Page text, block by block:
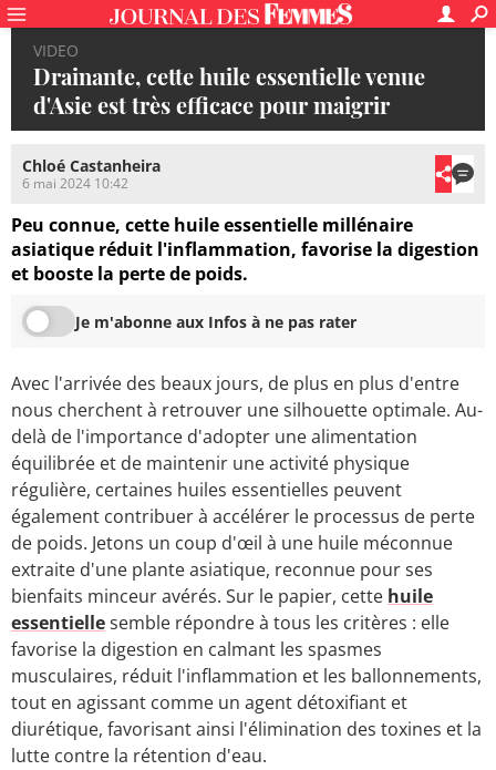
VIDEO
Drainante, cette huile essentielle venue
d'Asie est très efficace pour maigrir
Chloé Castanheira
6 mai 2024 10:42
Peu connue, cette huile essentielle millénaire
asiatique réduit l'inflammation, favorise la digestion
et booste la perte de poids.
Je m'abonne aux Infos à ne pas rater
Avec l'arrivée des beaux jours, de plus en plus d'entre
nous cherchent à retrouver une silhouette optimale. Au-
delà de l'importance d'adopter une alimentation
équilibrée et de maintenir une activité physique
régulière, certaines huiles essentielles peuvent
également contribuer à accélérer le processus de perte
de poids. Jetons un coup d'œil à une huile méconnue
extraite d'une plante asiatique, reconnue pour ses
bienfaits minceur avérés. Sur le papier, cette huile
essentiellesemble répondre à tous les critères : elle
favorise la digestion en calmant les spasmes
musculaires, réduit l'inflammation et les ballonnements,
tout en agissant comme un agent détoxifiant et
diurétique, favorisant ainsi l'élimination des toxines et la
lutte contre la rétention d'eau.